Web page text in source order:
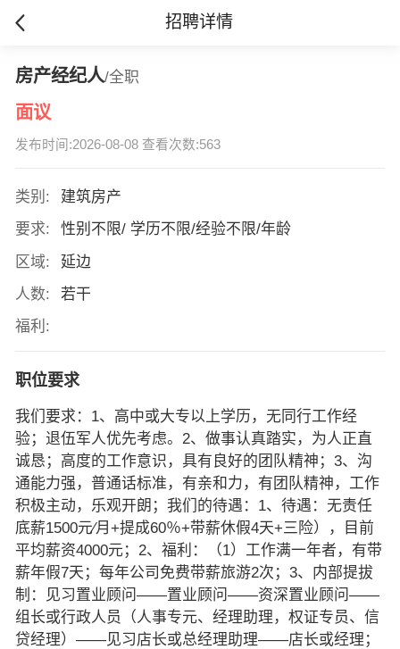
招聘详情
房产经纪人/全职
面议
发布时间:2026-08-08 查看次数:563
类别:
建筑房产
要求:
性别不限/ 学历不限/经验不限/年龄
区域:
延边
人数:
若干
福利:
职位要求
我们要求：1、高中或大专以上学历，无同行工作经
验；退伍军人优先考虑。2、做事认真踏实，为人正直
诚恳；高度的工作意识，具有良好的团队精神；3、沟
通能力强，普通话标准，有亲和力，有团队精神，工作
积极主动，乐观开朗；我们的待遇：1、待遇：无责任
底薪1500元∕月+提成60％+带薪休假4天+三险），目前
平均薪资4000元；2、福利：（1）工作满一年者，有带
薪年假7天；每年公司免费带薪旅游2次；3、内部提拔
制：见习置业顾问——置业顾问——资深置业顾问——
组长或行政人员（人事专元、经理助理，权证专员、信
贷经理）——见习店长或总经理助理——店长或经理；